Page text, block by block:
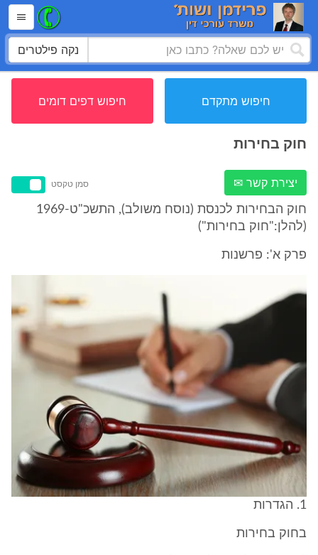
נקה פילטרים
חיפוש מתקדם חיפוש דפים דומים
חוק בחירות
יצירת קשר ✉ סמן טקסט
חוק הבחירות לכנסת (נוסח משולב), התשכ"ט-1969
(להלן:"חוק בחירות")
פרק א': פרשנות
1. הגדרות
בחוק בחירות